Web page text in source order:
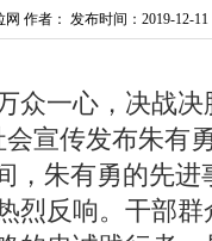
示范州 展望十四五开
初心 牢记使命”主题教育
建设善美云南 追梦火焰
坚持扫黄打非 2019
作者： 发布时间：2019-12-11
一心，决战决
宣传发布朱有
，朱有勇的先
烈反响。干部